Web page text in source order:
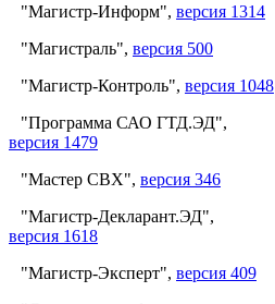
"Магистр-Информ", версия 1314
"Магистраль", версия 500
"Магистр-Контроль", версия 1048
"Программа САО ГТД.ЭД",
версия 1479
"Мастер СВХ", версия 346
"Магистр-Декларант.ЭД",
версия 1618
"Магистр-Эксперт", версия 409